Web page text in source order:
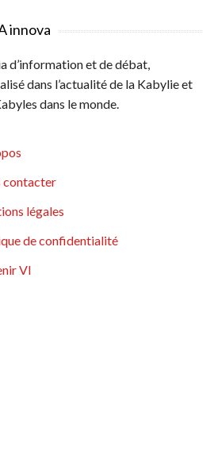
innova
d’information et de débat,
dans l’actualité de la Kabylie et
dans le monde.
contacter
légales
de confidentialité
VI